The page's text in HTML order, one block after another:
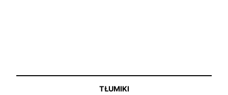
TŁUMIKI